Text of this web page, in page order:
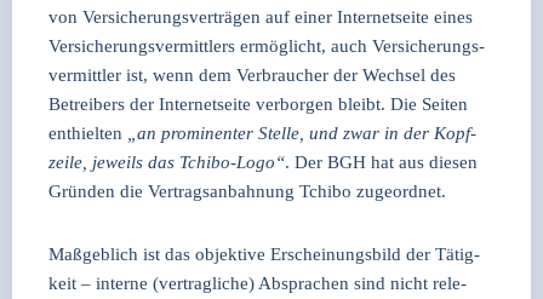
von Ver­si­che­rungs­ver­trä­gen auf einer Inter­net­sei­te eines
Ver­si­che­rungs­ver­mitt­lers ermög­licht, auch Ver­si­che­rungs­
ver­mitt­ler ist, wenn dem Ver­brau­cher der Wech­sel des
Betrei­bers der Inter­net­sei­te ver­bor­gen bleibt. Die Sei­ten
ent­hiel­ten
„an pro­mi­nen­ter Stel­le, und zwar in der Kopf­
zei­le, jeweils das Tchi­bo-Logo“. Der BGH hat aus die­sen
Grün­den die Ver­trags­an­bah­nung Tchi­bo zuge­ord­net.
Maß­geb­lich ist das objek­ti­ve Erschei­nungs­bild der Tätig­
keit – inter­ne (ver­trag­li­che) Abspra­chen sind nicht rele­